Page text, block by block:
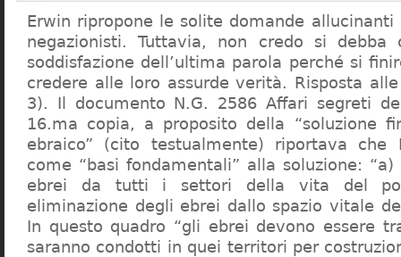
Erwin ripropone le solite domande
negazionisti. Tuttavia, non credo si debba
soddisfazione dell’ultima parola perché si
credere alle loro assurde verità. Risposta
3). Il documento N.G. 2586 Affari segreti
16.ma copia, a proposito della “soluzione
ebraico” (cito testualmente) riportava che
come “basi fondamentali” alla soluzione:
ebrei da tutti i settori della vita del
eliminazione degli ebrei dallo spazio vitale
In questo quadro “gli ebrei devono essere
saranno condotti in quei territori per